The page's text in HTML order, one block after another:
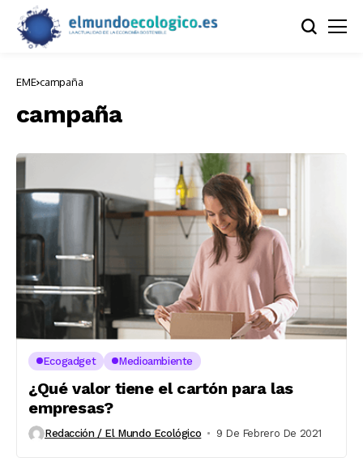
EME campaña
campaña
Ecogadget Medioambiente
¿Qué valor tiene el cartón para las
empresas?
Redacción / El Mundo Ecológico 9 De Febrero De 2021